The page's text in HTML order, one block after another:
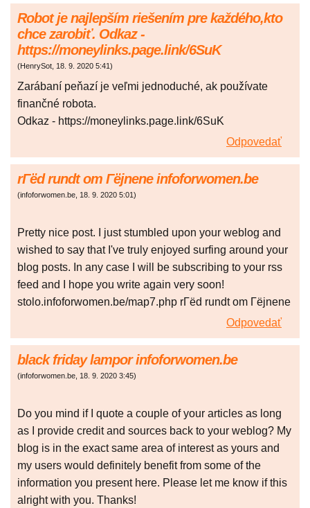
Robot je najlepším riešením pre každého,kto
chce zarobiť. Odkaz -
https://moneylinks.page.link/6SuK
(HenrySot, 18. 9. 2020 5:41)
Zarábaní peňazí je veľmi jednoduché, ak používate
finančné robota.
Odkaz - https://moneylinks.page.link/6SuK
Odpovedať
rГёd rundt om Гёjnene infoforwomen.be
(infoforwomen.be, 18. 9. 2020 5:01)
Pretty nice post. I just stumbled upon your weblog and
wished to say that I've truly enjoyed surfing around your
blog posts. In any case I will be subscribing to your rss
feed and I hope you write again very soon!
stolo.infoforwomen.be/map7.php rГёd rundt om Гёjnene
Odpovedať
black friday lampor infoforwomen.be
(infoforwomen.be, 18. 9. 2020 3:45)
Do you mind if I quote a couple of your articles as long
as I provide credit and sources back to your weblog? My
blog is in the exact same area of interest as yours and
my users would definitely benefit from some of the
information you present here. Please let me know if this
alright with you. Thanks!